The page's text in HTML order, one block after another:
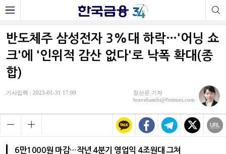
반도체주 삼성전자 3%대 하락…'어닝 쇼
크'에 '인위적 감산 없다'로 낙폭 확대(종
합)
기사입력 : 2023-01-31 17:09
정선은 기자
bravebambi@fntimes.com
6만1000원 마감…작년 4분기 영업익 4조원대 그쳐